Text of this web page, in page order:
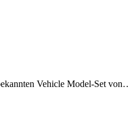
Vehicle Model-Set